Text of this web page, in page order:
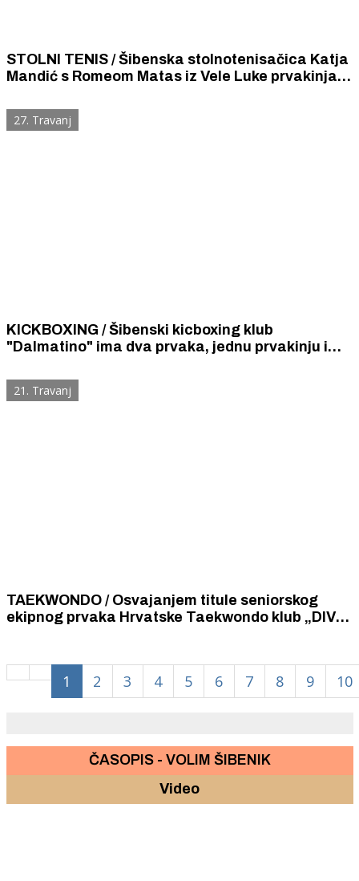
STOLNI TENIS / Šibenska stolnotenisačica Katja
Mandić s Romeom Matas iz Vele Luke prvakinja je
27. Travanj
KICKBOXING / Šibenski kicboxing klub
"Dalmatino" ima dva prvaka, jednu prvakinju i
21. Travanj
TAEKWONDO / Osvajanjem titule seniorskog
ekipnog prvaka Hrvatske Taekwondo klub „DIV
1 2 3 4 5 6 7 8 9 10
ČASOPIS - VOLIM ŠIBENIK
Video